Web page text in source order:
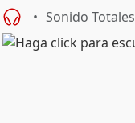
Sonido Totales